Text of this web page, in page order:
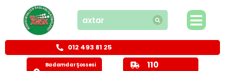
012 493 81 25
Badamdar Şossesi
110